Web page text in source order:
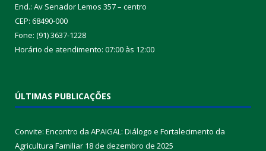
End.: Av Senador Lemos 357 – centro
CEP: 68490-000
Fone: (91) 3637-1228
Horário de atendimento: 07:00 às 12:00
ÚLTIMAS PUBLICAÇÕES
Convite: Encontro da APAIGAL: Diálogo e Fortalecimento da
Agricultura Familiar 18 de dezembro de 2025